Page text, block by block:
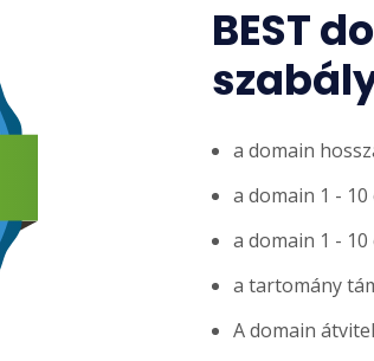
BEST
a domain
a domain 1 -
a domain 1 -
a tartomány
A domain